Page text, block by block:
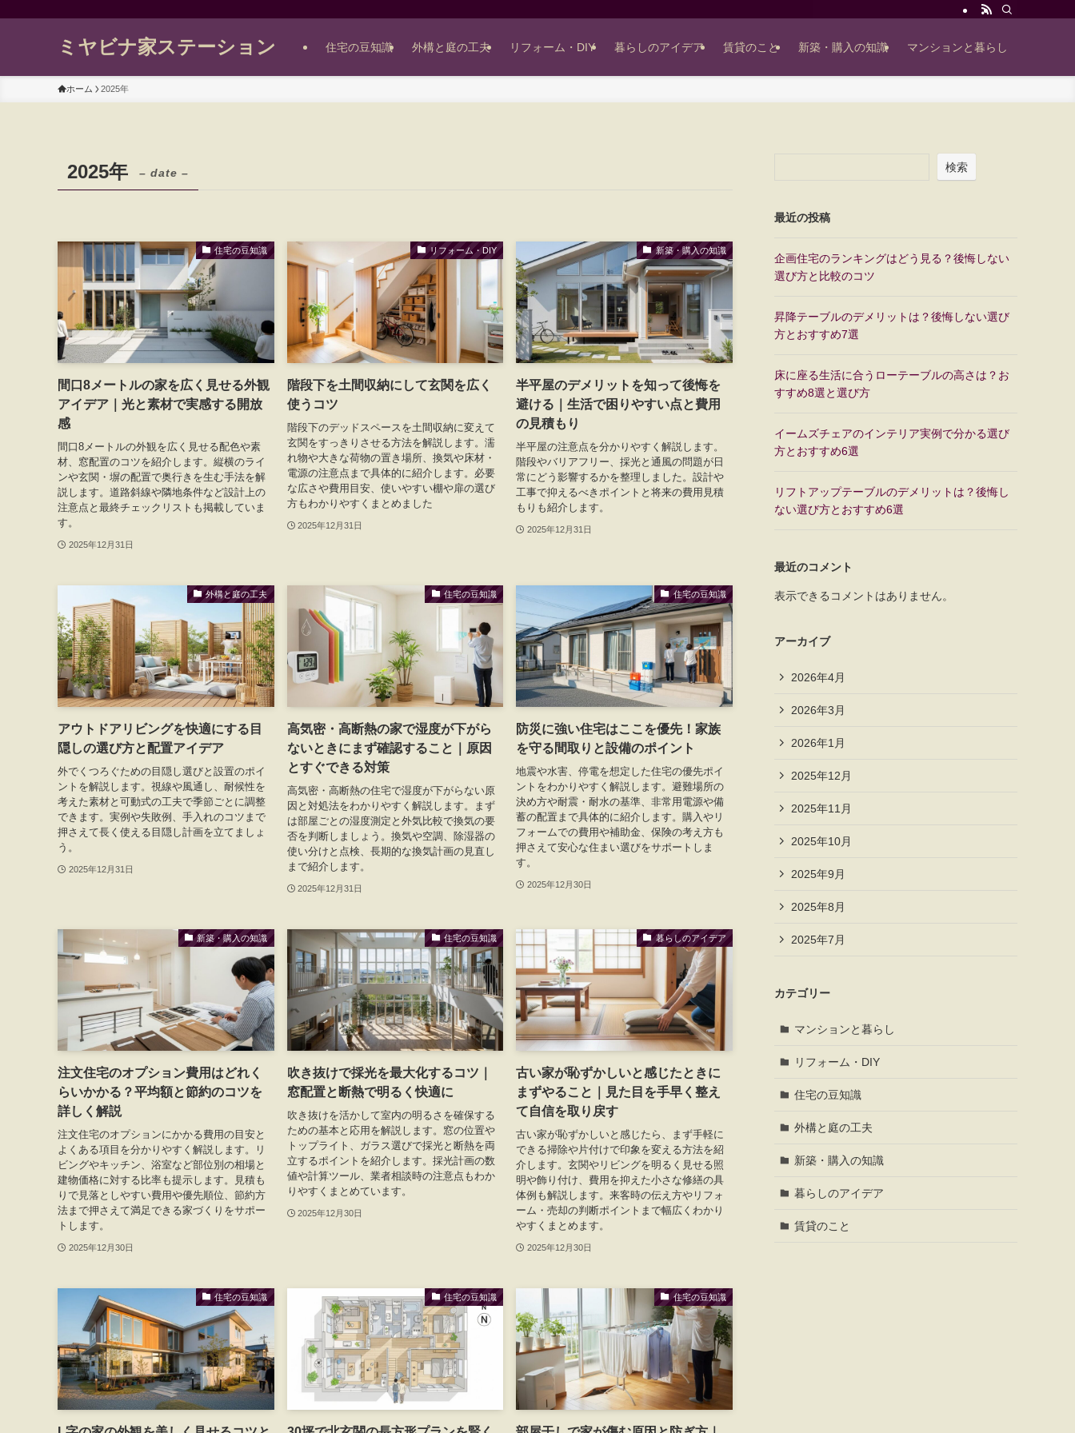
ミヤビナ家ステーション 住宅の豆知識 外構と庭の工夫 リフォーム・DIY 暮らしのアイデア 賃貸のこと 新築・購入の知識 マンションと暮らし
ホーム 2025年
2025年 – date –
住宅の豆知識
間口8メートルの家を広く見せる外観
アイデア｜光と素材で実感する開放
感
間口8メートルの外観を広く見せる配色や素
材、窓配置のコツを紹介します。縦横のライ
ンや玄関・塀の配置で奥行きを生む手法を解
説します。道路斜線や隣地条件など設計上の
注意点と最終チェックリストも掲載していま
す。
2025年12月31日
リフォーム・DIY
階段下を土間収納にして玄関を広く
使うコツ
階段下のデッドスペースを土間収納に変えて
玄関をすっきりさせる方法を解説します。濡
れ物や大きな荷物の置き場所、換気や床材・
電源の注意点まで具体的に紹介します。必要
な広さや費用目安、使いやすい棚や扉の選び
方もわかりやすくまとめました
2025年12月31日
新築・購入の知識
半平屋のデメリットを知って後悔を
避ける｜生活で困りやすい点と費用
の見積もり
半平屋の注意点を分かりやすく解説します。
階段やバリアフリー、採光と通風の問題が日
常にどう影響するかを整理しました。設計や
工事で抑えるべきポイントと将来の費用見積
もりも紹介します。
2025年12月31日
外構と庭の工夫
アウトドアリビングを快適にする目
隠しの選び方と配置アイデア
外でくつろぐための目隠し選びと設置のポイ
ントを解説します。視線や風通し、耐候性を
考えた素材と可動式の工夫で季節ごとに調整
できます。実例や失敗例、手入れのコツまで
押さえて長く使える目隠し計画を立てましょ
う。
2025年12月31日
住宅の豆知識
高気密・高断熱の家で湿度が下がら
ないときにまず確認すること｜原因
とすぐできる対策
高気密・高断熱の住宅で湿度が下がらない原
因と対処法をわかりやすく解説します。まず
は部屋ごとの湿度測定と外気比較で換気の要
否を判断しましょう。換気や空調、除湿器の
使い分けと点検、長期的な換気計画の見直し
まで紹介します。
2025年12月31日
住宅の豆知識
防災に強い住宅はここを優先！家族
を守る間取りと設備のポイント
地震や水害、停電を想定した住宅の優先ポイ
ントをわかりやすく解説します。避難場所の
決め方や耐震・耐水の基準、非常用電源や備
蓄の配置まで具体的に紹介します。購入やリ
フォームでの費用や補助金、保険の考え方も
押さえて安心な住まい選びをサポートしま
す。
2025年12月30日
新築・購入の知識
注文住宅のオプション費用はどれく
らいかかる？平均額と節約のコツを
詳しく解説
注文住宅のオプションにかかる費用の目安と
よくある項目を分かりやすく解説します。リ
ビングやキッチン、浴室など部位別の相場と
建物価格に対する比率も提示します。見積も
りで見落としやすい費用や優先順位、節約方
法まで押さえて満足できる家づくりをサポー
トします。
2025年12月30日
住宅の豆知識
吹き抜けで採光を最大化するコツ｜
窓配置と断熱で明るく快適に
吹き抜けを活かして室内の明るさを確保する
ための基本と応用を解説します。窓の位置や
トップライト、ガラス選びで採光と断熱を両
立するポイントを紹介します。採光計画の数
値や計算ツール、業者相談時の注意点もわか
りやすくまとめています。
2025年12月30日
暮らしのアイデア
古い家が恥ずかしいと感じたときに
まずやること｜見た目を手早く整え
て自信を取り戻す
古い家が恥ずかしいと感じたら、まず手軽に
できる掃除や片付けで印象を変える方法を紹
介します。玄関やリビングを明るく見せる照
明や飾り付け、費用を抑えた小さな修繕の具
体例も解説します。来客時の伝え方やリフォ
ーム・売却の判断ポイントまで幅広くわかり
やすくまとめます。
2025年12月30日
住宅の豆知識 住宅の豆知識 住宅の豆知識
検索
最近の投稿
企画住宅のランキングはどう見る？後悔しない
選び方と比較のコツ
昇降テーブルのデメリットは？後悔しない選び
方とおすすめ7選
床に座る生活に合うローテーブルの高さは？お
すすめ8選と選び方
イームズチェアのインテリア実例で分かる選び
方とおすすめ6選
リフトアップテーブルのデメリットは？後悔し
ない選び方とおすすめ6選
最近のコメント
表示できるコメントはありません。
アーカイブ
2026年4月
2026年3月
2026年1月
2025年12月
2025年11月
2025年10月
2025年9月
2025年8月
2025年7月
カテゴリー
マンションと暮らし
リフォーム・DIY
住宅の豆知識
外構と庭の工夫
新築・購入の知識
暮らしのアイデア
賃貸のこと